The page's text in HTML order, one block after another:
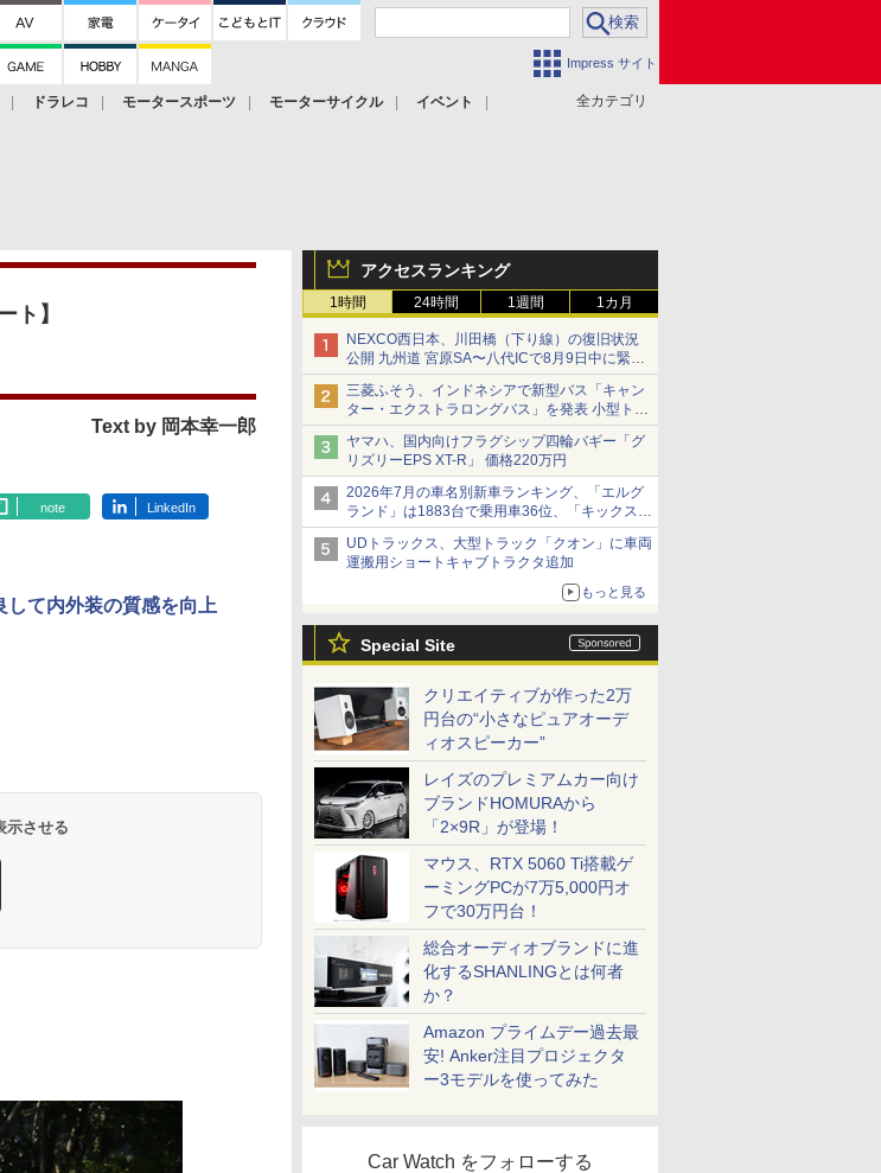
Impress サイト
全カテゴリ
ドラレコ モータースポーツ モーターサイクル
イベント
アクセスランキング
1時間 24時間 1週間 1カ月
NEXCO西日本、川田橋（下り線）の復旧状況
公開 九州道 宮原SA〜八代ICで8月9日中に緊急
車両を通行可能に
三菱ふそう、インドネシアで新型バス「キャン
ター・エクストラロングバス」を発表 小型トラ
ックベースの観光・旅客輸送向けバス
ヤマハ、国内向けフラグシップ四輪バギー「グ
リズリーEPS XT-R」 価格220万円
2026年7月の車名別新車ランキング、「エルグ
ランド」は1883台で乗用車36位、「キックス」
は2591台で27位に
UDトラックス、大型トラック「クオン」に車両
運搬用ショートキャブトラクタ追加
もっと見る
Special Site
クリエイティブが作った2万
円台の“小さなピュアオーデ
ィオスピーカー”
レイズのプレミアムカー向け
ブランドHOMURAから
「2×9R」が登場！
マウス、RTX 5060 Ti搭載ゲ
ーミングPCが7万5,000円オ
フで30万円台！
総合オーディオブランドに進
化するSHANLINGとは何者
か？
Amazon プライムデー過去最
安! Anker注目プロジェクタ
ー3モデルを使ってみた
Car Watch をフォローする
ト】
Text by 岡本幸一郎
note LinkedIn
して内外装の質感を向上
示させる